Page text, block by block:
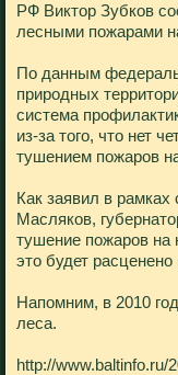
РФ Виктор Зубков
лесными пожарами
По данным
природных
система
из-за того, что нет
тушением пожаров
Как заявил в рамках
Масляков,
тушение пожаров на
это будет
Напомним, в 2010
леса.
http://www.baltinfo.ru/